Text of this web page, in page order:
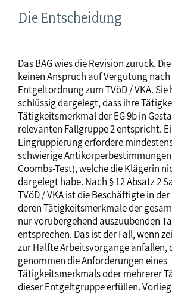
Die Entscheidung
Das BAG wies die Revision zurück.
keinen Anspruch auf Vergütung nach
Entgeltordnung zum TVöD / VKA.
schlüssig dargelegt, dass ihre
Tätigkeitsmerkmal der EG 9b in
relevanten Fallgruppe 2 entspricht.
Eingruppierung erfordere
schwierige
Coombs-Test), welche die Klägerin
dargelegt habe. Nach § 12 Absatz 2
TVöD / VKA ist die Beschäftigte in
deren Tätigkeitsmerkmale der
nur vorübergehend auszuübenden
entsprechen. Das ist der Fall, wenn
zur Hälfte Arbeitsvorgänge anfallen,
genommen die Anforderungen eines
Tätigkeitsmerkmals oder mehrerer
dieser Entgeltgruppe erfüllen.